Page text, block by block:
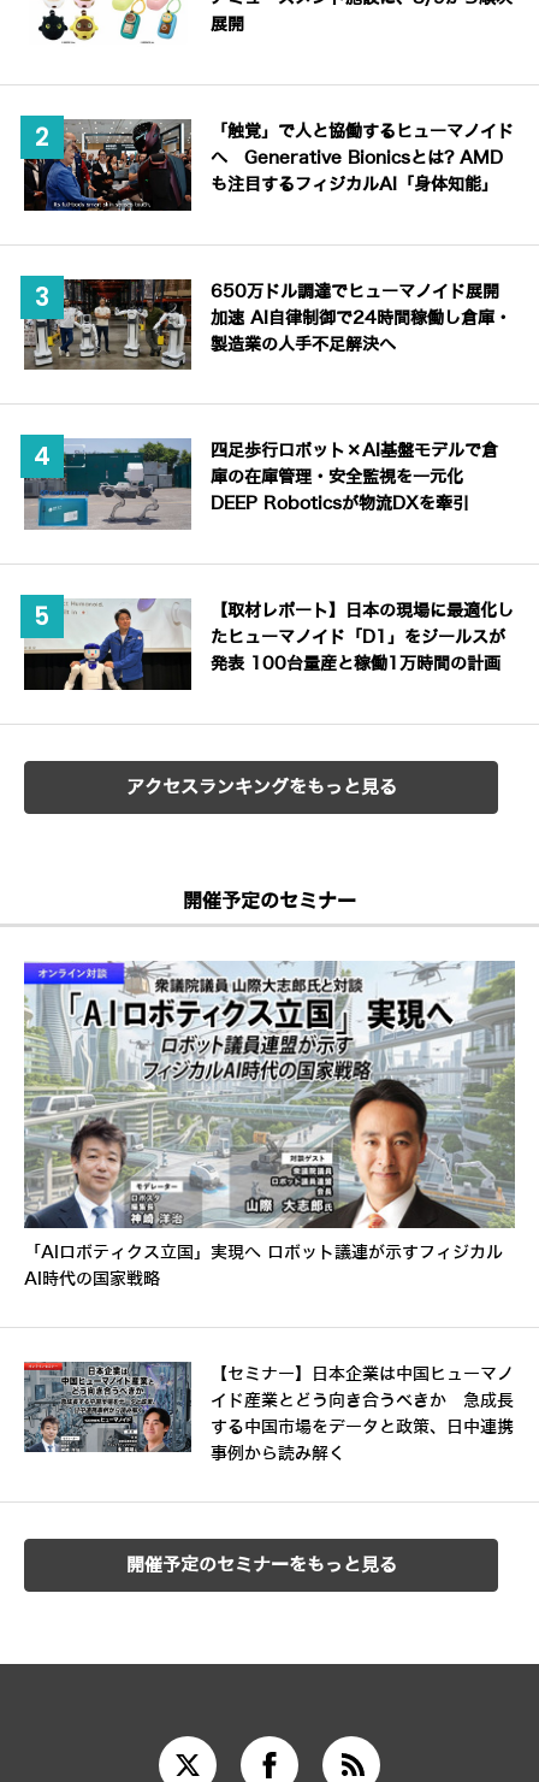
展開
「触覚」で人と協働するヒューマノイド
へ Generative Bionicsとは? AMD
も注目するフィジカルAI「身体知能」
650万ドル調達でヒューマノイド展開
加速 AI自律制御で24時間稼働し倉庫・
製造業の人手不足解決へ
四足歩行ロボット×AI基盤モデルで倉
庫の在庫管理・安全監視を一元化
DEEP Roboticsが物流DXを牽引
【取材レポート】日本の現場に最適化し
たヒューマノイド「D1」をジールスが
発表 100台量産と稼働1万時間の計画
アクセスランキングをもっと見る
開催予定のセミナー
「AIロボティクス立国」実現へ ロボット議連が示すフィジカル
AI時代の国家戦略
【セミナー】日本企業は中国ヒューマノ
イド産業とどう向き合うべきか 急成長
する中国市場をデータと政策、日中連携
事例から読み解く
開催予定のセミナーをもっと見る